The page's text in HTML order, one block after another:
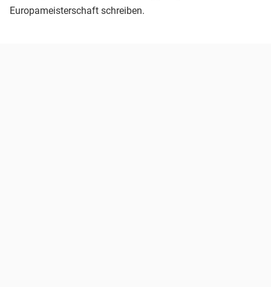
Europameisterschaft schreiben.